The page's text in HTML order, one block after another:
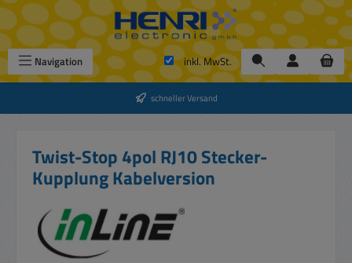
Zum Hauptinhalt springen
Navigation inkl. MwSt.
schneller Versand
Twist-Stop 4pol RJ10 Stecker-
Kupplung Kabelversion